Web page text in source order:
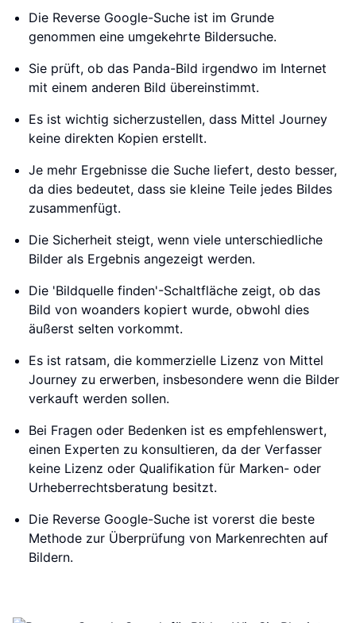
Die Reverse Google-Suche ist im Grunde
genommen eine umgekehrte Bildersuche.
Sie prüft, ob das Panda-Bild irgendwo im Internet
mit einem anderen Bild übereinstimmt.
Es ist wichtig sicherzustellen, dass Mittel Journey
keine direkten Kopien erstellt.
Je mehr Ergebnisse die Suche liefert, desto besser,
da dies bedeutet, dass sie kleine Teile jedes Bildes
zusammenfügt.
Die Sicherheit steigt, wenn viele unterschiedliche
Bilder als Ergebnis angezeigt werden.
Die 'Bildquelle finden'-Schaltfläche zeigt, ob das
Bild von woanders kopiert wurde, obwohl dies
äußerst selten vorkommt.
Es ist ratsam, die kommerzielle Lizenz von Mittel
Journey zu erwerben, insbesondere wenn die Bilder
verkauft werden sollen.
Bei Fragen oder Bedenken ist es empfehlenswert,
einen Experten zu konsultieren, da der Verfasser
keine Lizenz oder Qualifikation für Marken- oder
Urheberrechtsberatung besitzt.
Die Reverse Google-Suche ist vorerst die beste
Methode zur Überprüfung von Markenrechten auf
Bildern.